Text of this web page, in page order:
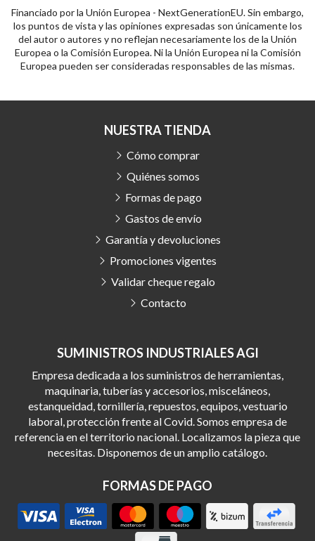
Financiado por la Unión Europea - NextGenerationEU. Sin embargo,
los puntos de vista y las opiniones expresadas son únicamente los
del autor o autores y no reflejan necesariamente los de la Unión
Europea o la Comisión Europea. Ni la Unión Europea ni la Comisión
Europea pueden ser consideradas responsables de las mismas.
SUMINISTROS INDUSTRIALES AGI
Empresa dedicada a los suministros de herramientas,
maquinaria, tuberías y accesorios, misceláneos,
estanqueidad, tornillería, repuestos, equipos, vestuario
laboral, protección frente al Covid. Somos empresa de
referencia en el territorio nacional. Localizamos la pieza que
necesitas. Disponemos de un amplio catálogo.
FORMAS DE PAGO
NUESTRA TIENDA
Cómo comprar
Quiénes somos
Formas de pago
Gastos de envío
Garantía y devoluciones
Promociones vigentes
Validar cheque regalo
Contacto